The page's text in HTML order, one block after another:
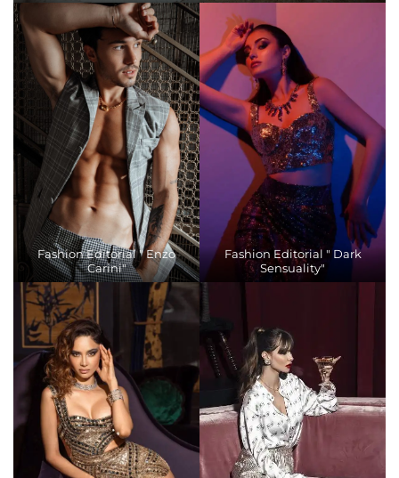
Fashion Editorial " Enzo
Carini"
Fashion Editorial " Dark
Sensuality"